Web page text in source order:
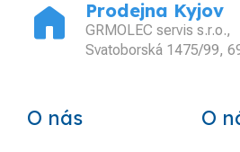
home Prodejna Kyjov
GRMOLEC servis s.r.o.,
Svatoborská 1475/99,
O nás O